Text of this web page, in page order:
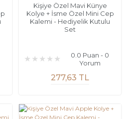
Kişiye Özel Mavi Künye
Kolye + İsme Özel Mini Cep
Kalemi - Hediyelik Kutulu
Set
0.0 Puan - 0
Yorum
277,63 TL